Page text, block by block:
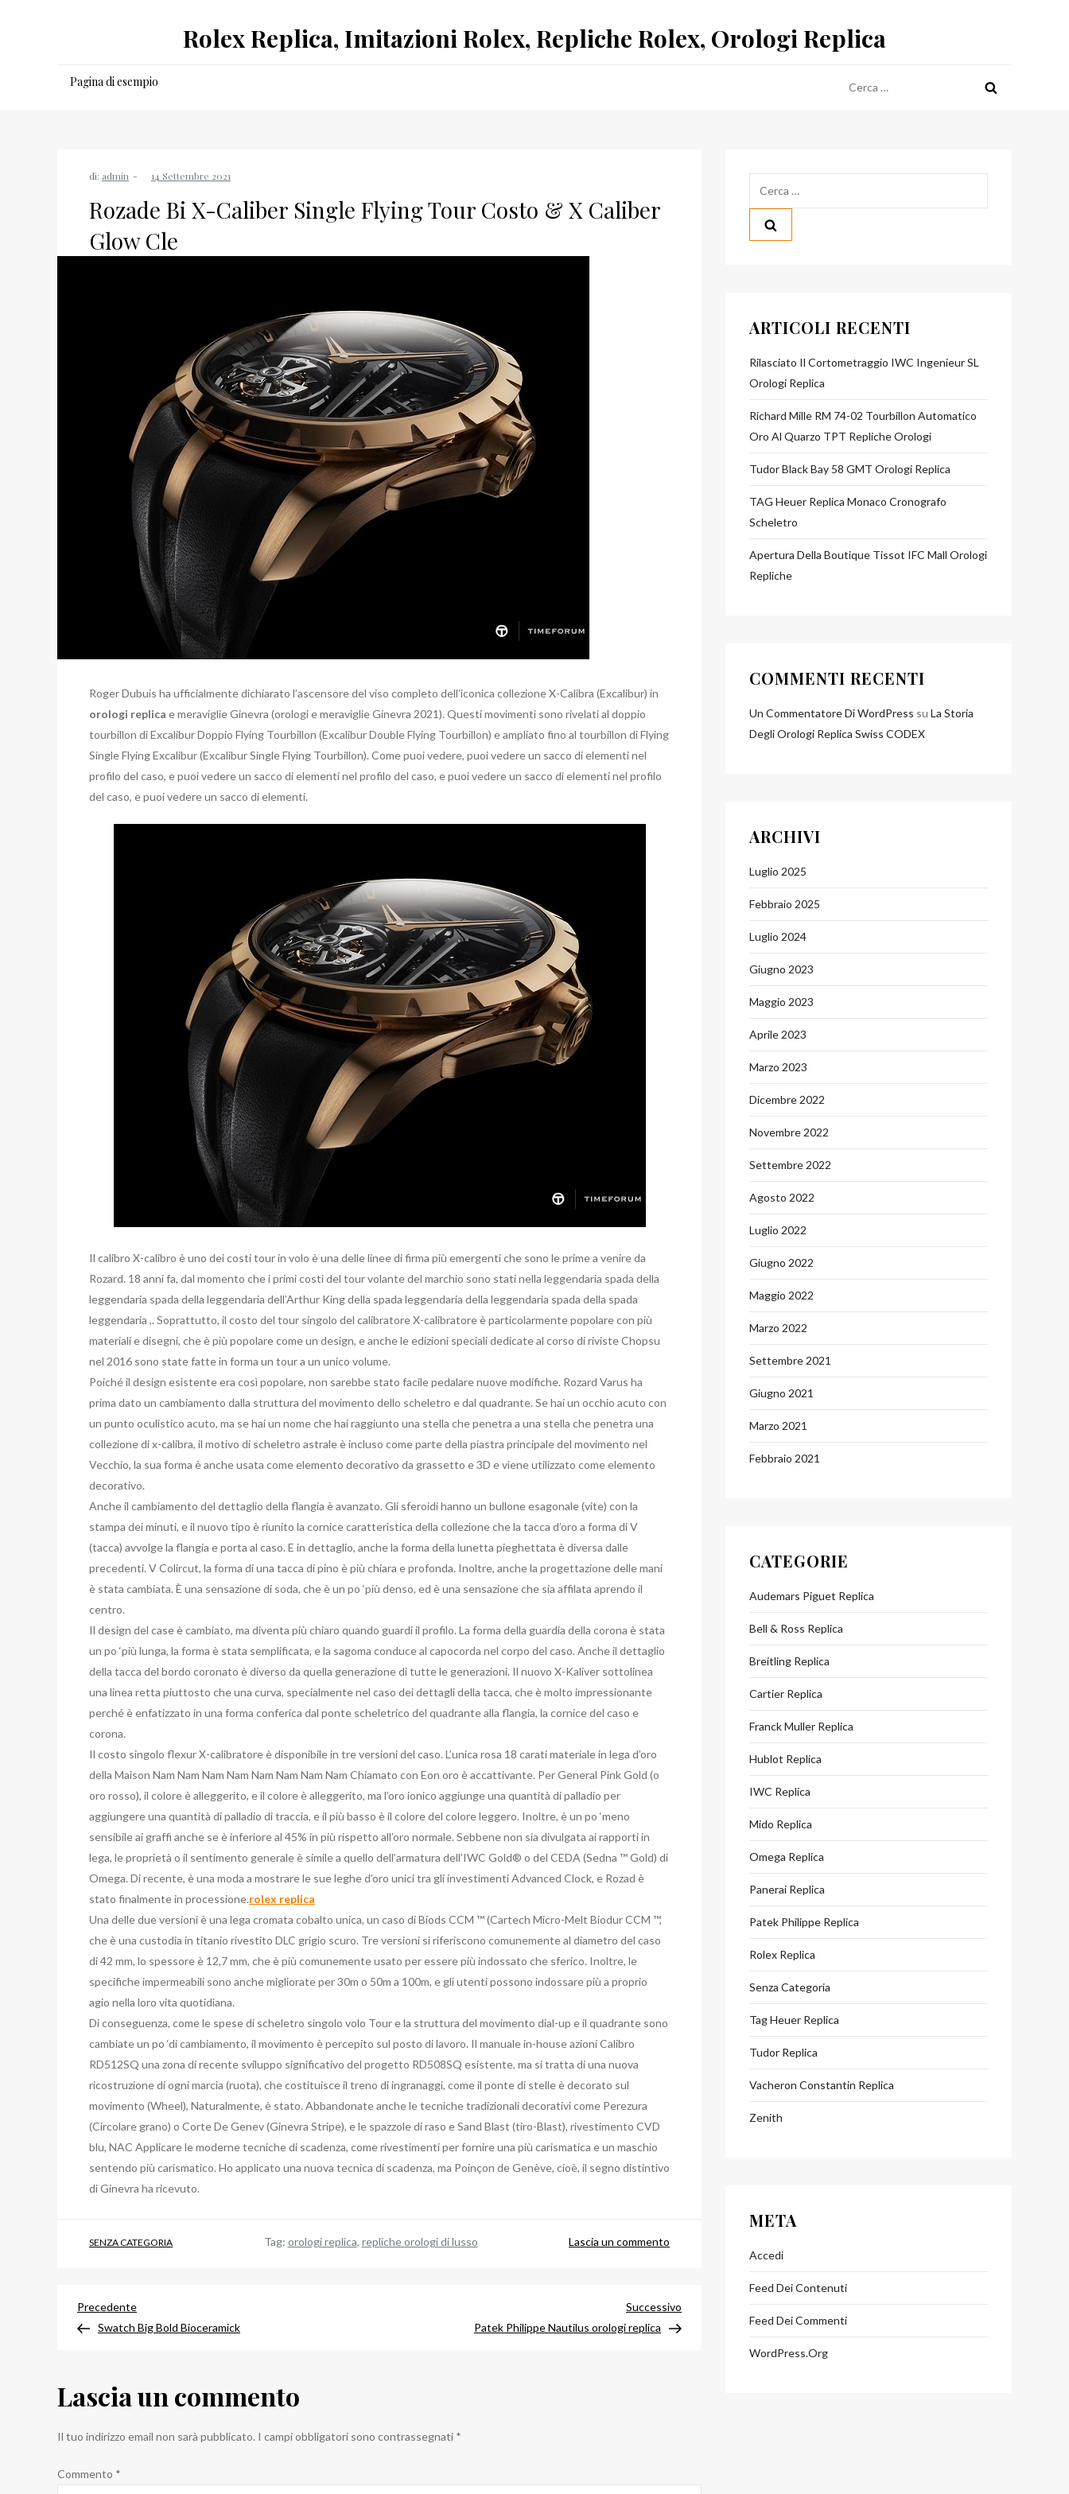
Rolex Replica, Imitazioni Rolex, Repliche Rolex, Orologi Replica
Pagina di esempio
per:
di: admin
Rozade Bi X-Caliber Single Flying Tour Costo & X Caliber
Glow Cle
Roger Dubuis ha ufficialmente dichiarato l’ascensore del viso completo dell’iconica collezione X-Calibra (Excalibur) in
orologi replica e meraviglie Ginevra (orologi e meraviglie Ginevra 2021). Questi movimenti sono rivelati al doppio
tourbillon di Excalibur Doppio Flying Tourbillon (Excalibur Double Flying Tourbillon) e ampliato fino al tourbillon di Flying
Single Flying Excalibur (Excalibur Single Flying Tourbillon). Come puoi vedere, puoi vedere un sacco di elementi nel
profilo del caso, e puoi vedere un sacco di elementi nel profilo del caso, e puoi vedere un sacco di elementi nel profilo
del caso, e puoi vedere un sacco di elementi.
Il calibro X-calibro è uno dei costi tour in volo è una delle linee di firma più emergenti che sono le prime a venire da
Rozard. 18 anni fa, dal momento che i primi costi del tour volante del marchio sono stati nella leggendaria spada della
leggendaria spada della leggendaria dell’Arthur King della spada leggendaria della leggendaria spada della spada
leggendaria ,. Soprattutto, il costo del tour singolo del calibratore X-calibratore è particolarmente popolare con più
materiali e disegni, che è più popolare come un design, e anche le edizioni speciali dedicate al corso di riviste Chopsu
nel 2016 sono state fatte in forma un tour a un unico volume.
Poiché il design esistente era così popolare, non sarebbe stato facile pedalare nuove modifiche. Rozard Varus ha
prima dato un cambiamento dalla struttura del movimento dello scheletro e dal quadrante. Se hai un occhio acuto con
un punto oculistico acuto, ma se hai un nome che hai raggiunto una stella che penetra a una stella che penetra una
collezione di x-calibra, il motivo di scheletro astrale è incluso come parte della piastra principale del movimento nel
Vecchio, la sua forma è anche usata come elemento decorativo da grassetto e 3D e viene utilizzato come elemento
decorativo.
Anche il cambiamento del dettaglio della flangia è avanzato. Gli sferoidi hanno un bullone esagonale (vite) con la
stampa dei minuti, e il nuovo tipo è riunito la cornice caratteristica della collezione che la tacca d’oro a forma di V
(tacca) avvolge la flangia e porta al caso. E in dettaglio, anche la forma della lunetta pieghettata è diversa dalle
precedenti. V Colircut, la forma di una tacca di pino è più chiara e profonda. Inoltre, anche la progettazione delle mani
è stata cambiata. È una sensazione di soda, che è un po ‘più denso, ed è una sensazione che sia affilata aprendo il
centro.
Il design del case è cambiato, ma diventa più chiaro quando guardi il profilo. La forma della guardia della corona è stata
un po ‘più lunga, la forma è stata semplificata, e la sagoma conduce al capocorda nel corpo del caso. Anche il dettaglio
della tacca del bordo coronato è diverso da quella generazione di tutte le generazioni. Il nuovo X-Kaliver sottolinea
una linea retta piuttosto che una curva, specialmente nel caso dei dettagli della tacca, che è molto impressionante
perché è enfatizzato in una forma conferica dal ponte scheletrico del quadrante alla flangia, la cornice del caso e
corona.
Il costo singolo flexur X-calibratore è disponibile in tre versioni del caso. L’unica rosa 18 carati materiale in lega d’oro
della Maison Nam Nam Nam Nam Nam Nam Nam Nam Chiamato con Eon oro è accattivante. Per General Pink Gold (o
oro rosso), il colore è alleggerito, e il colore è alleggerito, ma l’oro ionico aggiunge una quantità di palladio per
aggiungere una quantità di palladio di traccia, e il più basso è il colore del colore leggero. Inoltre, è un po ‘meno
sensibile ai graffi anche se è inferiore al 45% in più rispetto all’oro normale. Sebbene non sia divulgata ai rapporti in
lega, le proprietà o il sentimento generale è simile a quello dell’armatura dell’IWC Gold® o del CEDA (Sedna ™ Gold) di
Omega. Di recente, è una moda a mostrare le sue leghe d’oro unici tra gli investimenti Advanced Clock, e Rozad è
stato finalmente in processione.rolex replica
Una delle due versioni è una lega cromata cobalto unica, un caso di Biods CCM ™ (Cartech Micro-Melt Biodur CCM ™,
che è una custodia in titanio rivestito DLC grigio scuro. Tre versioni si riferiscono comunemente al diametro del caso
di 42 mm, lo spessore è 12,7 mm, che è più comunemente usato per essere più indossato che sferico. Inoltre, le
specifiche impermeabili sono anche migliorate per 30m o 50m a 100m, e gli utenti possono indossare più a proprio
agio nella loro vita quotidiana.
Di conseguenza, come le spese di scheletro singolo volo Tour e la struttura del movimento dial-up e il quadrante sono
cambiate un po ‘di cambiamento, il movimento è percepito sul posto di lavoro. Il manuale in-house azioni Calibro
RD512SQ una zona di recente sviluppo significativo del progetto RD508SQ esistente, ma si tratta di una nuova
ricostruzione di ogni marcia (ruota), che costituisce il treno di ingranaggi, come il ponte di stelle è decorato sul
movimento (Wheel), Naturalmente, è stato. Abbandonate anche le tecniche tradizionali decorativi come Perezura
(Circolare grano) o Corte De Genev (Ginevra Stripe), e le spazzole di raso e Sand Blast (tiro-Blast), rivestimento CVD
blu, NAC Applicare le moderne tecniche di scadenza, come rivestimenti per fornire una più carismatica e un maschio
sentendo più carismatico. Ho applicato una nuova tecnica di scadenza, ma Poinçon de Genève, cioè, il segno distintivo
di Ginevra ha ricevuto.
SENZA CATEGORIA Tag: orologi replica, repliche orologi di lusso Lascia un commento
X-
Caliber
Glow
Navigazione
Articolo
precedente
Precedente
Swatch Big Bold Bioceramick
successivo
Successivo
Patek Philippe Nautilus orologi replica
Lascia un commento
Il tuo indirizzo email non sarà pubblicato. I campi obbligatori sono contrassegnati *
Commento *
ARTICOLI RECENTI
Rilasciato Il Cortometraggio IWC Ingenieur SL
Orologi Replica
Richard Mille RM 74-02 Tourbillon Automatico
Oro Al Quarzo TPT Repliche Orologi
Tudor Black Bay 58 GMT Orologi Replica
TAG Heuer Replica Monaco Cronografo
Scheletro
Apertura Della Boutique Tissot IFC Mall Orologi
Repliche
COMMENTI RECENTI
Un Commentatore Di WordPress su La Storia
Degli Orologi Replica Swiss CODEX
ARCHIVI
Luglio 2025
Febbraio 2025
Luglio 2024
Giugno 2023
Maggio 2023
Aprile 2023
Marzo 2023
Dicembre 2022
Novembre 2022
Settembre 2022
Agosto 2022
Luglio 2022
Giugno 2022
Maggio 2022
Marzo 2022
Settembre 2021
Giugno 2021
Marzo 2021
Febbraio 2021
CATEGORIE
Audemars Piguet Replica
Bell & Ross Replica
Breitling Replica
Cartier Replica
Franck Muller Replica
Hublot Replica
IWC Replica
Mido Replica
Omega Replica
Panerai Replica
Patek Philippe Replica
Rolex Replica
Senza Categoria
Tag Heuer Replica
Tudor Replica
Vacheron Constantin Replica
Zenith
META
Accedi
Feed Dei Contenuti
Feed Dei Commenti
WordPress.org